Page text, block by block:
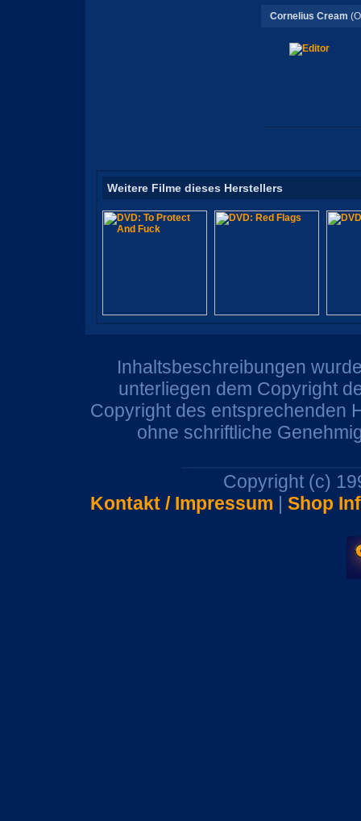
Cornelius Cream
Weitere Filme dieses Herstellers
Inhaltsbeschreibungen
unterliegen dem Copyright
Copyright des entsprechenden
ohne schriftliche
Copyright (c)
Kontakt / Impressum | Shop